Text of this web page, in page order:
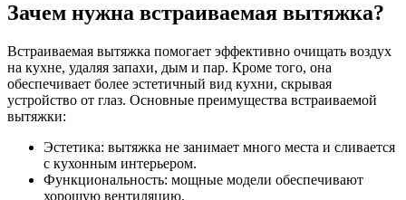
Зачем нужна встраиваемая вытяжка?
Встраиваемая вытяжка помогает эффективно очищать воздух
на кухне, удаляя запахи, дым и пар. Кроме того, она
обеспечивает более эстетичный вид кухни, скрывая
устройство от глаз. Основные преимущества встраиваемой
вытяжки:
Эстетика: вытяжка не занимает много места и сливается
с кухонным интерьером.
Функциональность: мощные модели обеспечивают
хорошую вентиляцию.